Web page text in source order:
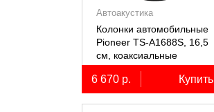
Автоакустика
Колонки автомобильные
Pioneer TS-A1688S, 16,5
см, коаксиальные
четырёхполосные, 2 шт.
6 670 р. Купить